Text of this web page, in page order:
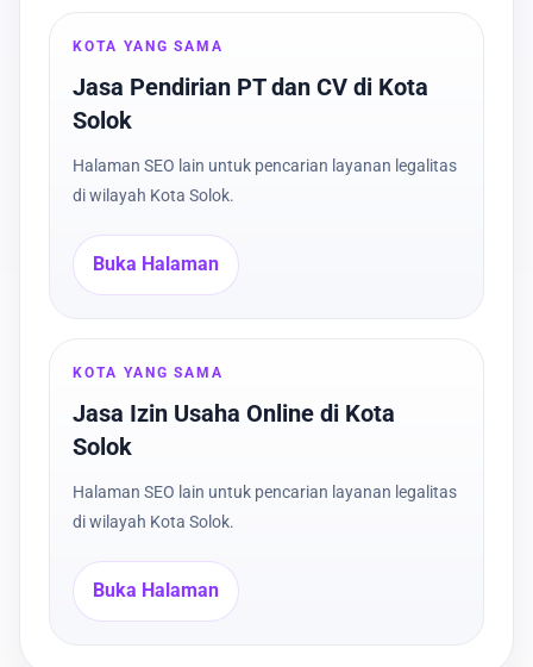
KOTA YANG SAMA
Jasa Pendirian PT dan CV di Kota
Solok
Halaman SEO lain untuk pencarian layanan legalitas
di wilayah Kota Solok.
Buka Halaman
KOTA YANG SAMA
Jasa Izin Usaha Online di Kota
Solok
Halaman SEO lain untuk pencarian layanan legalitas
di wilayah Kota Solok.
Buka Halaman